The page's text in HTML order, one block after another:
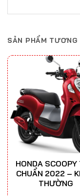
SẢN PHẨM
HONDA SCOOPY
CHUẨN 2022 –
THƯỜNG